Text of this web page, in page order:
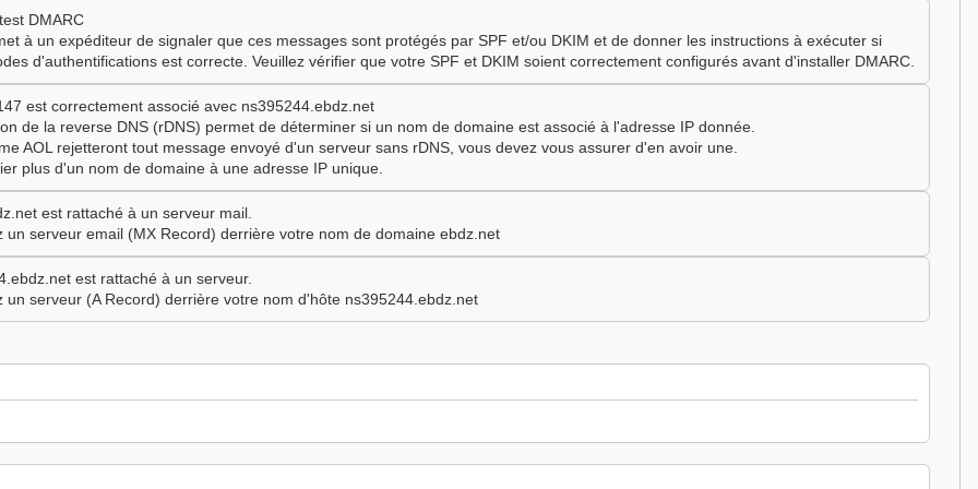
DMARC
à un expéditeur de signaler que ces messages sont protégés par SPF et/ou DKIM et de donner les instructions à exécuter si
d'authentifications est correcte. Veuillez vérifier que votre SPF et DKIM soient correctement configurés avant d'installer DMARC.
est correctement associé avec ns395244.ebdz.net
de la reverse DNS (rDNS) permet de déterminer si un nom de domaine est associé à l'adresse IP donnée.
AOL rejetteront tout message envoyé d'un serveur sans rDNS, vous devez vous assurer d'en avoir une.
plus d'un nom de domaine à une adresse IP unique.
est rattaché à un serveur mail.
un serveur email (MX Record) derrière votre nom de domaine ebdz.net
est rattaché à un serveur.
un serveur (A Record) derrière votre nom d'hôte ns395244.ebdz.net